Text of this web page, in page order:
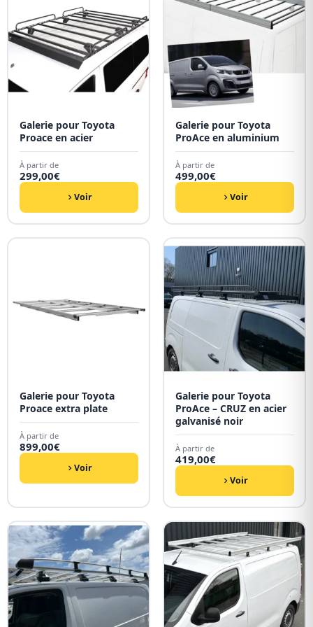
Galerie pour Toyota
Proace en acier
À partir de
299,00€
Voir
Galerie pour Toyota
ProAce en aluminium
À partir de
499,00€
Voir
Galerie pour Toyota
Proace extra plate
À partir de
899,00€
Voir
Galerie pour Toyota
ProAce – CRUZ en acier
galvanisé noir
À partir de
419,00€
Voir